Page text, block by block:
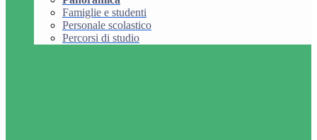
Famiglie e studenti
Personale scolastico
Percorsi di studio